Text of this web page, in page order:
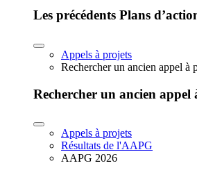
Les précédents Plans
Appels à projets
Rechercher un ancien appel à
Rechercher un ancien appel
Appels à projets
Résultats de l'AAPG
AAPG 2026